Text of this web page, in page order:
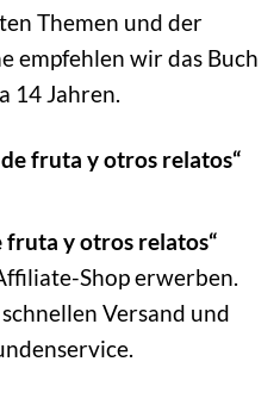
Themen und der
empfehlen wir das Buch
14 Jahren.
fruta y otros relatos“
fruta y otros relatos“
Shop erwerben.
Versand und